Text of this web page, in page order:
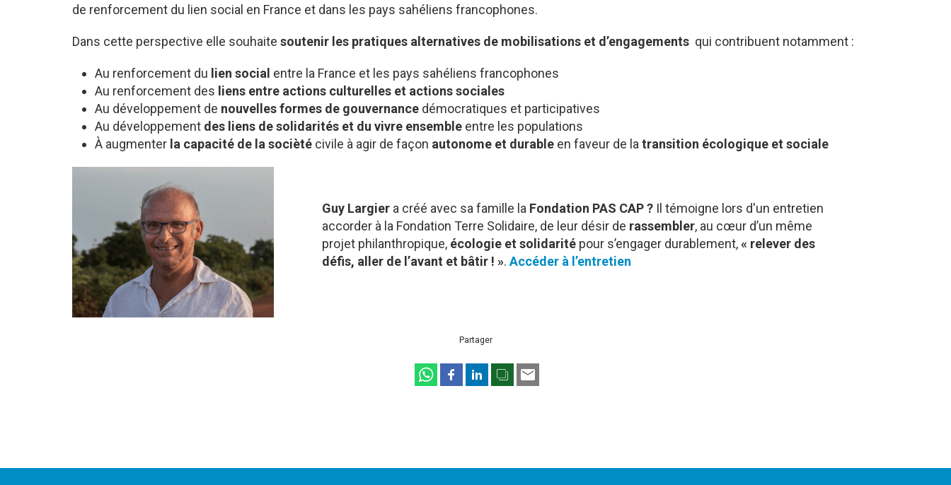
de renforcement du lien social en France et dans les pays sahéliens francophones.
Dans cette perspective elle souhaite soutenir les pratiques alternatives de mobilisations et d’engagements qui contribuent notamment :
Au renforcement du lien social entre la France et les pays sahéliens francophones
Au renforcement des liens entre actions culturelles et actions sociales
Au développement de nouvelles formes de gouvernance démocratiques et participatives
Au développement des liens de solidarités et du vivre ensemble entre les populations
À augmenter la capacité de la socièté civile à agir de façon autonome et durable en faveur de la transition écologique et sociale
Guy Largier a créé avec sa famille la Fondation PAS CAP ? Il témoigne lors d'un entretien
accorder à la Fondation Terre Solidaire, de leur désir de rassembler, au cœur d’un même
projet philanthropique, écologie et solidarité pour s’engager durablement,« relever des
défis, aller de l’avant et bâtir ! ».Accéder à l’entretien
Partager